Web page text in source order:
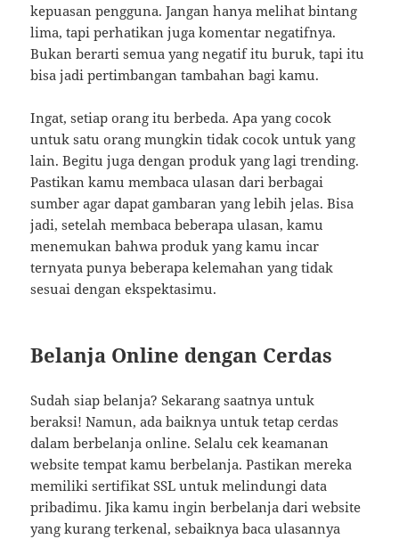
kepuasan pengguna. Jangan hanya melihat bintang
lima, tapi perhatikan juga komentar negatifnya.
Bukan berarti semua yang negatif itu buruk, tapi itu
bisa jadi pertimbangan tambahan bagi kamu.
Ingat, setiap orang itu berbeda. Apa yang cocok
untuk satu orang mungkin tidak cocok untuk yang
lain. Begitu juga dengan produk yang lagi trending.
Pastikan kamu membaca ulasan dari berbagai
sumber agar dapat gambaran yang lebih jelas. Bisa
jadi, setelah membaca beberapa ulasan, kamu
menemukan bahwa produk yang kamu incar
ternyata punya beberapa kelemahan yang tidak
sesuai dengan ekspektasimu.
Belanja Online dengan Cerdas
Sudah siap belanja? Sekarang saatnya untuk
beraksi! Namun, ada baiknya untuk tetap cerdas
dalam berbelanja online. Selalu cek keamanan
website tempat kamu berbelanja. Pastikan mereka
memiliki sertifikat SSL untuk melindungi data
pribadimu. Jika kamu ingin berbelanja dari website
yang kurang terkenal, sebaiknya baca ulasannya